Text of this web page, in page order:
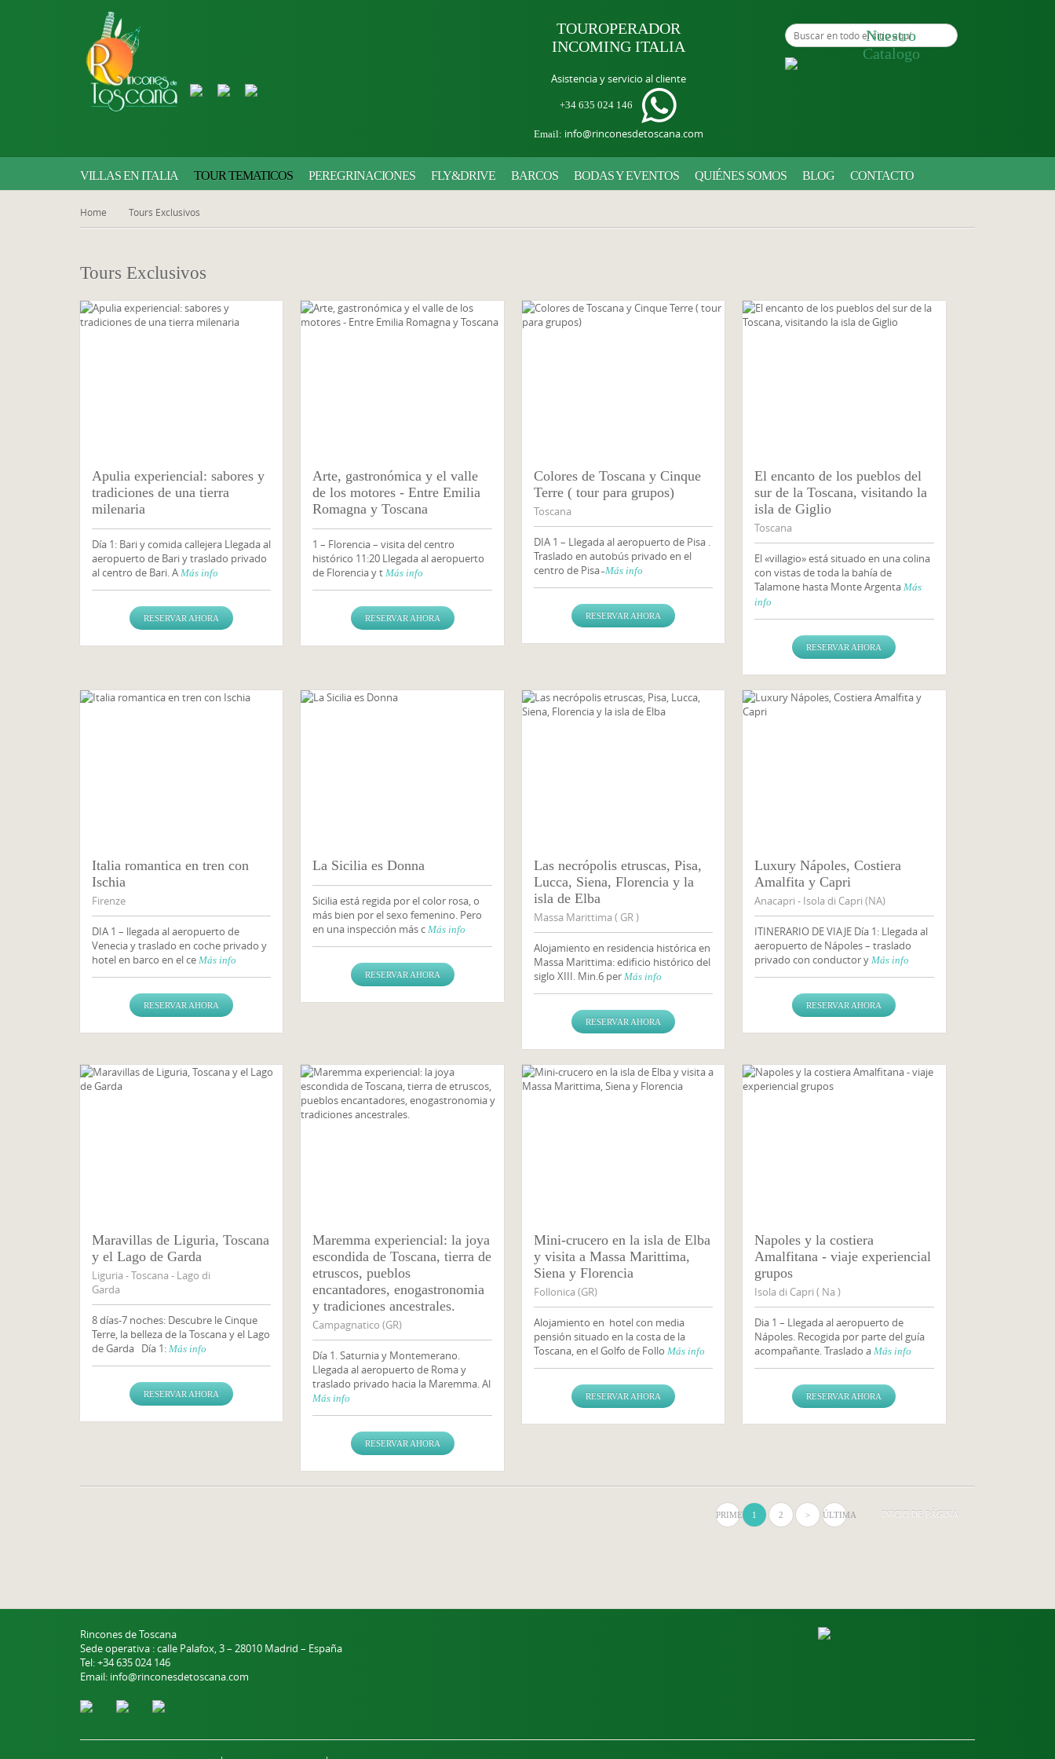
TOUROPERADOR
INCOMING ITALIA
Asistencia y servicio al cliente
+34 635 024 146
Email: info@rinconesdetoscana.com
Buscar en todo el sitio aquí
Nuestro
Catalogo
VILLAS EN ITALIA TOUR TEMATICOS PEREGRINACIONES FLY&DRIVE BARCOS BODAS Y EVENTOS QUIÉNES SOMOS BLOG CONTACTO
Home Tours Exclusivos
Tours Exclusivos
Apulia experiencial: sabores y
tradiciones de una tierra
milenaria
Día 1: Bari y comida callejera Llegada al
aeropuerto de Bari y traslado privado
al centro de Bari. A Más info
RESERVAR AHORA
Arte, gastronómica y el valle
de los motores - Entre Emilia
Romagna y Toscana
1 – Florencia – visita del centro
histórico 11:20 Llegada al aeropuerto
de Florencia y tMás info
RESERVAR AHORA
Colores de Toscana y Cinque
Terre ( tour para grupos)
Toscana
DIA 1 – Llegada al aeropuerto de Pisa .
Traslado en autobús privado en el
centro de Pisa ̵Más info
RESERVAR AHORA
El encanto de los pueblos del
sur de la Toscana, visitando la
isla de Giglio
Toscana
El «villagio» está situado en una colina
con vistas de toda la bahía de
Talamone hasta Monte ArgentaMás
info
RESERVAR AHORA
Italia romantica en tren con
Ischia
Firenze
DIA 1 – llegada al aeropuerto de
Venecia y traslado en coche privado y
hotel en barco en el ce Más info
RESERVAR AHORA
La Sicilia es Donna
Sicilia está regida por el color rosa, o
más bien por el sexo femenino. Pero
en una inspección más cMás info
RESERVAR AHORA
Las necrópolis etruscas, Pisa,
Lucca, Siena, Florencia y la
isla de Elba
Massa Marittima ( GR )
Alojamiento en residencia histórica en
Massa Marittima: edificio histórico del
siglo XIII. Min.6 per Más info
RESERVAR AHORA
Luxury Nápoles, Costiera
Amalfita y Capri
Anacapri - Isola di Capri (NA)
ITINERARIO DE VIAJE Día 1: Llegada al
aeropuerto de Nápoles – traslado
privado con conductor yMás info
RESERVAR AHORA
Maravillas de Liguria, Toscana
y el Lago de Garda
Liguria - Toscana - Lago di
Garda
8 días-7 noches: Descubre le Cinque
Terre, la belleza de la Toscana y el Lago
de Garda Día 1: Más info
RESERVAR AHORA
Maremma experiencial: la joya
escondida de Toscana, tierra de
etruscos, pueblos
encantadores, enogastronomia
y tradiciones ancestrales.
Campagnatico (GR)
Día 1. Saturnia y Montemerano.
Llegada al aeropuerto de Roma y
traslado privado hacia la Maremma. Al
Más info
RESERVAR AHORA
Mini-crucero en la isla de Elba
y visita a Massa Marittima,
Siena y Florencia
Follonica (GR)
Alojamiento en hotel con media
pensión situado en la costa de la
Toscana, en el Golfo de Follo Más info
RESERVAR AHORA
Napoles y la costiera
Amalfitana - viaje experiencial
grupos
Isola di Capri ( Na )
Dia 1 – Llegada al aeropuerto de
Nápoles. Recogida por parte del guía
acompañante. Traslado aMás info
RESERVAR AHORA
INICIO DE PÁGINA
PRIMERA1 2 > ÚLTIMA
Rincones de Toscana
Sede operativa : calle Palafox, 3 – 28010 Madrid – España
Tel: +34 635 024 146
Email: info@rinconesdetoscana.com